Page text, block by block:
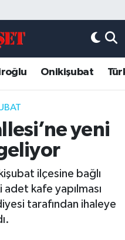
Onikişubat
yeni
ilçesine bağlı
kafe yapılması
tarafından ihaleye
Eczaneler
Haritası
ve Fikstür